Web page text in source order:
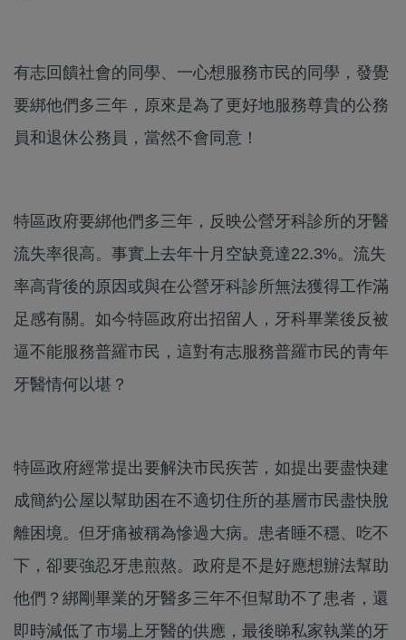
有志回饋社會的同學、一心想服務市民的同學，發覺
要綁他們多三年，原來是為了更好地服務尊貴的公務
員和退休公務員，當然不會同意！
特區政府要綁他們多三年，反映公營牙科診所的牙醫
流失率很高。事實上去年十月空缺竟達22.3%。流失
率高背後的原因或與在公營牙科診所無法獲得工作滿
足感有關。如今特區政府出招留人，牙科畢業後反被
逼不能服務普羅市民，這對有志服務普羅市民的青年
牙醫情何以堪？
特區政府經常提出要解決市民疾苦，如提出要盡快建
成簡約公屋以幫助困在不適切住所的基層市民盡快脫
離困境。但牙痛被稱為慘過大病。患者睡不穩、吃不
下，卻要強忍牙患煎熬。政府是不是好應想辦法幫助
他們？綁剛畢業的牙醫多三年不但幫助不了患者，還
即時減低了市場上牙醫的供應，最後睇私家執業的牙